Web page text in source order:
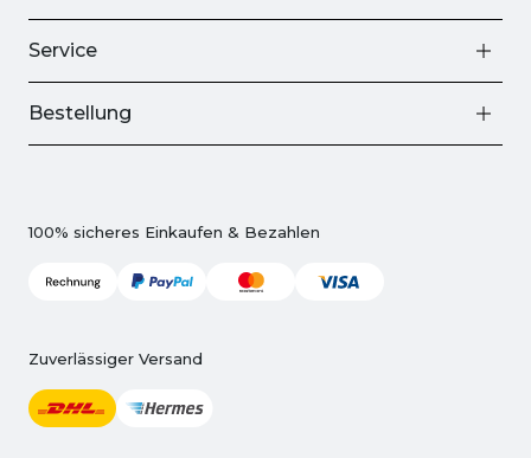
Service
Bestellung
100% sicheres Einkaufen & Bezahlen
Zuverlässiger Versand